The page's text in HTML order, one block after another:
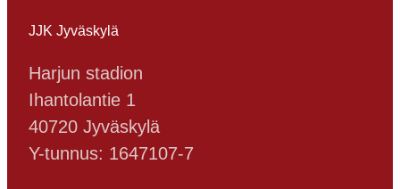
JJK Jyväskylä
Harjun stadion
Ihantolantie 1
40720 Jyväskylä
Y-tunnus: 1647107-7